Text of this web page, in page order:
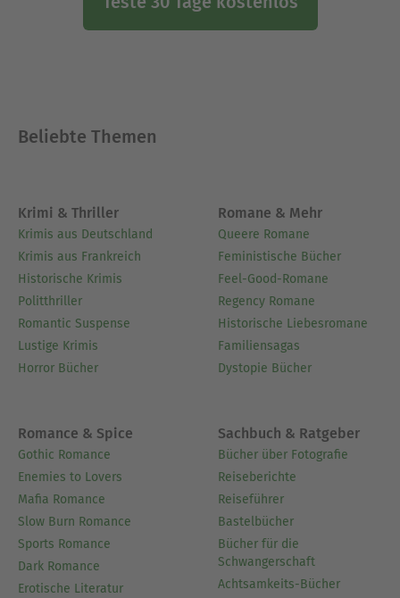
Beliebte Themen
Krimi & Thriller
Krimis aus Deutschland
Krimis aus Frankreich
Historische Krimis
Politthriller
Romantic Suspense
Lustige Krimis
Horror Bücher
Romane & Mehr
Queere Romane
Feministische Bücher
Feel-Good-Romane
Regency Romane
Historische Liebesromane
Familiensagas
Dystopie Bücher
Romance & Spice
Gothic Romance
Enemies to Lovers
Mafia Romance
Slow Burn Romance
Sports Romance
Dark Romance
Erotische Literatur
Sachbuch & Ratgeber
Bücher über Fotografie
Reiseberichte
Reiseführer
Bastelbücher
Bücher für die
Schwangerschaft
Achtsamkeits-Bücher